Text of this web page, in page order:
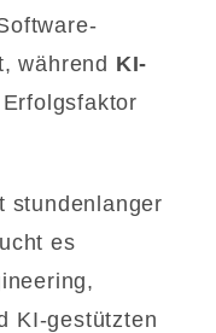
während KI-
stundenlanger
es
KI-gestützten